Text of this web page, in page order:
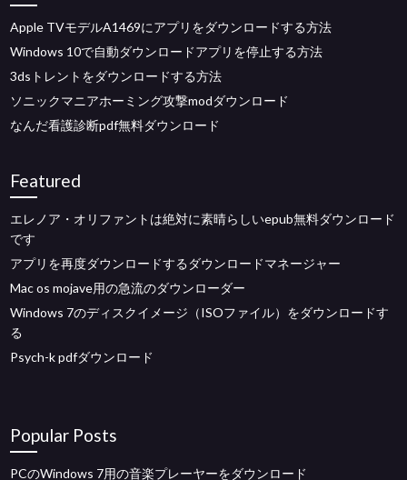
Apple TVモデルA1469にアプリをダウンロードする方法
Windows 10で自動ダウンロードアプリを停止する方法
3dsトレントをダウンロードする方法
ソニックマニアホーミング攻撃modダウンロード
なんだ看護診断pdf無料ダウンロード
Featured
エレノア・オリファントは絶対に素晴らしいepub無料ダウンロード
です
アプリを再度ダウンロードするダウンロードマネージャー
Mac os mojave用の急流のダウンローダー
Windows 7のディスクイメージ（ISOファイル）をダウンロードす
る
Psych-k pdfダウンロード
Popular Posts
PCのWindows 7用の音楽プレーヤーをダウンロード